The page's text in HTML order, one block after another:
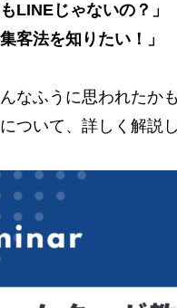
LINEじゃないの？」
客法を知りたい！」
なふうに思われたか
ついて、詳しく解説